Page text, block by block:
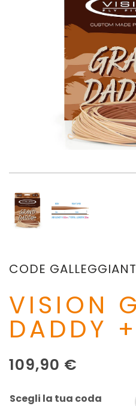
CODE
VISION
DADDY +
109,90 €
Scegli la tua coda